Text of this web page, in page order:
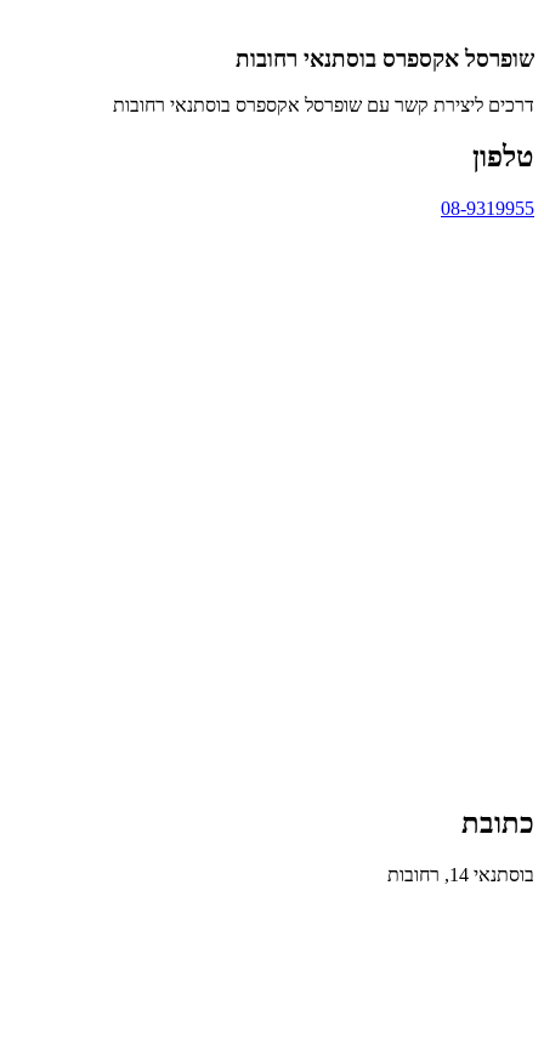
שופרסל אקספרס בוסתנאי רחובות
דרכים ליצירת קשר עם שופרסל אקספרס בוסתנאי רחובות
טלפון
08-9319955
כתובת
בוסתנאי 14, רחובות